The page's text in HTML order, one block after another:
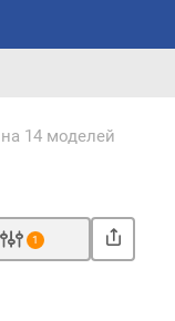
на 14 моделей
1